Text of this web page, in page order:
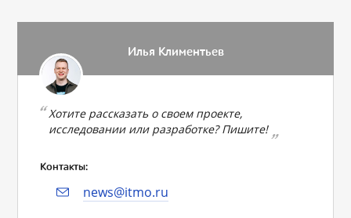
Илья Климентьев
Хотите рассказать о своем проекте,
исследовании или разработке? Пишите!
Контакты:
news@itmo.ru